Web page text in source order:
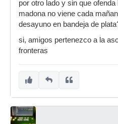
por otro lado y sin que
madona no viene cada
desayuno en bandeja de
si, amigos pertenezco a la
fronteras